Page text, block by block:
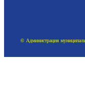
© Администрация